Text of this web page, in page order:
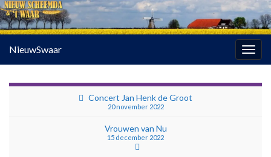
NieuwSwaar
Concert Jan Henk de Groot
20 november 2022
Vrouwen van Nu
15 december 2022